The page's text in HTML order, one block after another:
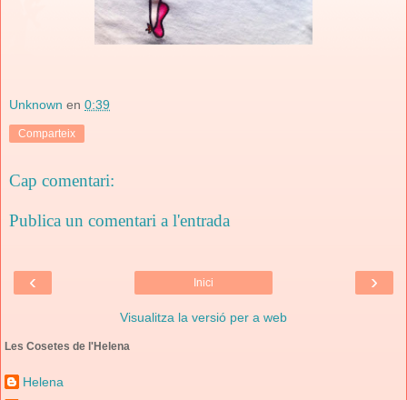
Unknown en 0:39
Comparteix
Cap comentari:
Publica un comentari a l'entrada
‹ ›
Inici
Visualitza la versió per a web
Les Cosetes de l'Helena
Helena